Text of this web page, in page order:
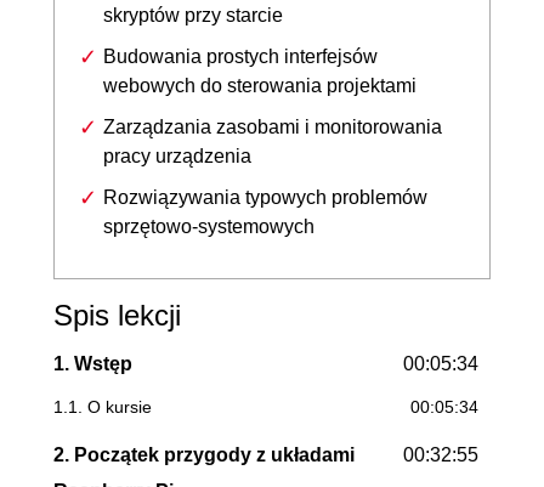
skryptów przy starcie
Budowania prostych interfejsów
webowych do sterowania projektami
Zarządzania zasobami i monitorowania
pracy urządzenia
Rozwiązywania typowych problemów
sprzętowo-systemowych
Spis lekcji
1. Wstęp 00:05:34
1.1. O kursie 00:05:34
2. Początek przygody z układami
00:32:55